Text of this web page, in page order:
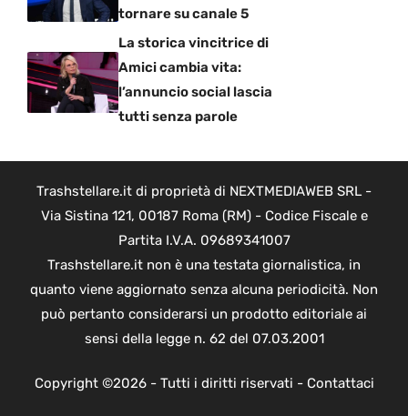
tornare su canale 5
La storica vincitrice di
Amici cambia vita:
l’annuncio social lascia
tutti senza parole
Trashstellare.it di proprietà di NEXTMEDIAWEB SRL -
Via Sistina 121, 00187 Roma (RM) - Codice Fiscale e
Partita I.V.A. 09689341007
Trashstellare.it non è una testata giornalistica, in
quanto viene aggiornato senza alcuna periodicità. Non
può pertanto considerarsi un prodotto editoriale ai
sensi della legge n. 62 del 07.03.2001
Copyright ©2026 - Tutti i diritti riservati - Contattaci